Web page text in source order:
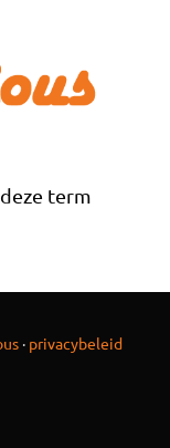
term
· privacybeleid